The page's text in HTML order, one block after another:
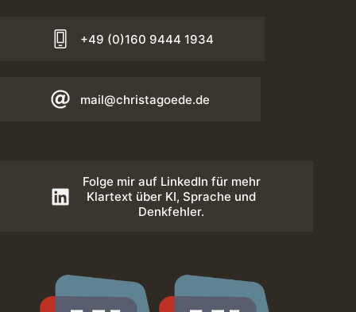
+49 (0)160 9444 1934
mail@christagoede.de
Folge mir auf LinkedIn für mehr
Klartext über KI, Sprache und
Denkfehler.